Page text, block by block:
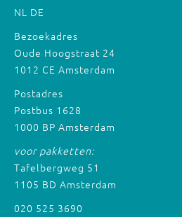
NL DE
Bezoekadres
Oude Hoogstraat 24
1012 CE Amsterdam
Postadres
Postbus 1628
1000 BP Amsterdam
voor pakketten:
Tafelbergweg 51
1105 BD Amsterdam
020 525 3690